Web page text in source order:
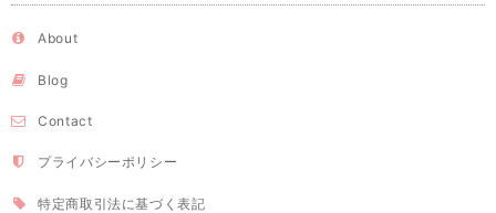
About
Blog
Contact
プライバシーポリシー
特定商取引法に基づく表記